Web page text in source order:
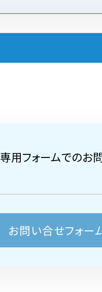
専用フォームでのお
お問い合せフォー